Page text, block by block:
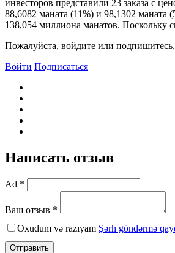
инвесторов представили 23 заказа с
88,6082 маната (11%) и 98,1302
138,054 миллиона манатов. Поскольку
Пожалуйста, войдите или
Войти Подписаться
Написать отзыв
Ad *
Ваш отзыв *
Oxudum və razıyam Şərh göndərmə
Отправить